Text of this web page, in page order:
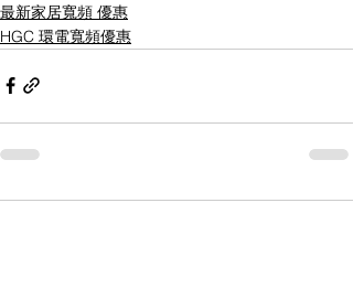
最新家居寬頻 優惠
HGC 環電寬頻優惠